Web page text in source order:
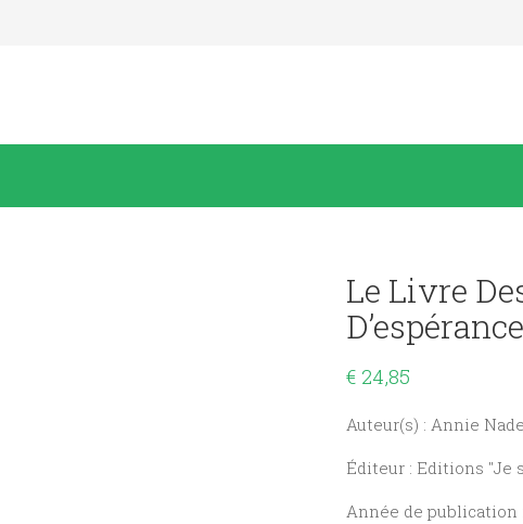
Le Livre
€ 24,85
Auteur(s) : Annie
Éditeur : Editions "Je
Année de publication :